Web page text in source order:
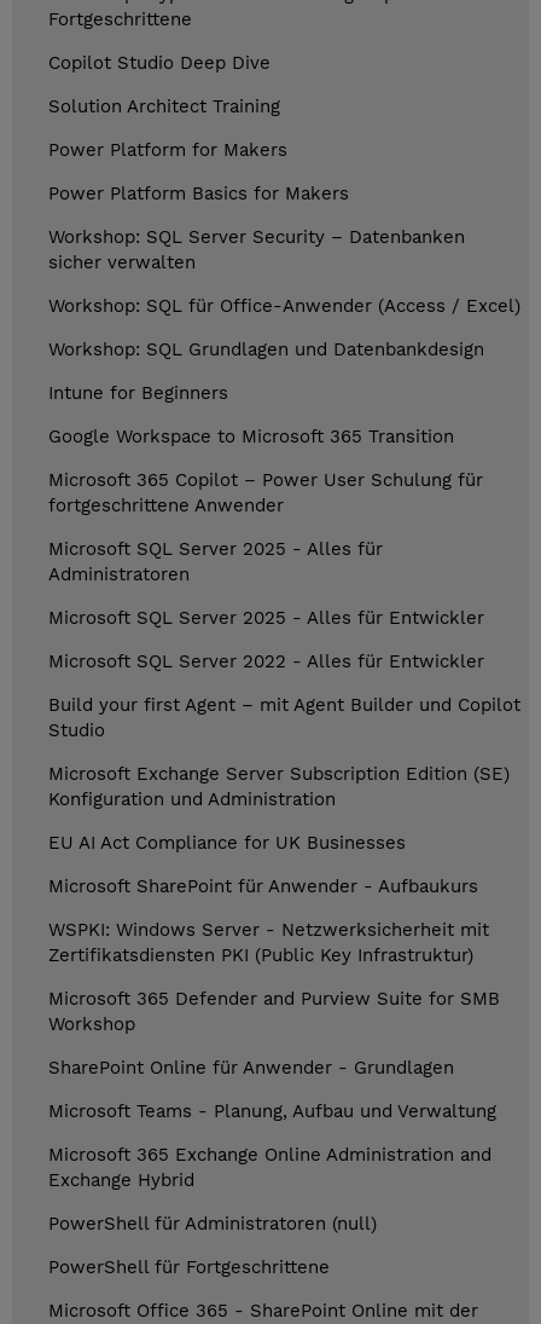
Fortgeschrittene
Copilot Studio Deep Dive
Solution Architect Training
Power Platform for Makers
Power Platform Basics for Makers
Workshop: SQL Server Security – Datenbanken
sicher verwalten
Workshop: SQL für Office-Anwender (Access / Excel)
Workshop: SQL Grundlagen und Datenbankdesign
Intune for Beginners
Google Workspace to Microsoft 365 Transition
Microsoft 365 Copilot – Power User Schulung für
fortgeschrittene Anwender
Microsoft SQL Server 2025 - Alles für
Administratoren
Microsoft SQL Server 2025 - Alles für Entwickler
Microsoft SQL Server 2022 - Alles für Entwickler
Build your first Agent – mit Agent Builder und Copilot
Studio
Microsoft Exchange Server Subscription Edition (SE)
Konfiguration und Administration
EU AI Act Compliance for UK Businesses
Microsoft SharePoint für Anwender - Aufbaukurs
WSPKI: Windows Server - Netzwerksicherheit mit
Zertifikatsdiensten PKI (Public Key Infrastruktur)
Microsoft 365 Defender and Purview Suite for SMB
Workshop
SharePoint Online für Anwender - Grundlagen
Microsoft Teams - Planung, Aufbau und Verwaltung
Microsoft 365 Exchange Online Administration and
Exchange Hybrid
PowerShell für Administratoren (null)
PowerShell für Fortgeschrittene
Microsoft Office 365 - SharePoint Online mit der